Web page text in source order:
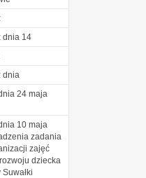
dnia 14
dnia
24 maja
10 maja
zadania
zajęć
dziecka